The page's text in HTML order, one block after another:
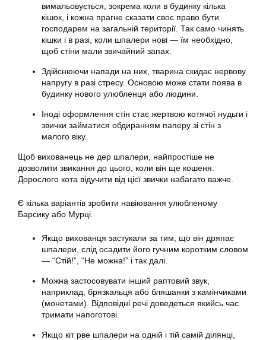
вимальовується, зокрема коли в будинку кілька
кішок, і кожна прагне сказати своє право бути
господарем на загальній території. Так само чинять
кішки і в разі, коли шпалери нові — їм необхідно,
щоб стіни мали звичайний запах.
Здійснюючи напади на них, тварина скидає нервову
напругу в разі стресу. Основою може стати поява в
будинку нового улюбленця або людини.
Іноді оформлення стін стає жертвою котячої нудьги і
звички займатися обдиранням паперу зі стін з
малого віку.
Щоб вихованець не дер шпалери, найпростіше не
дозволити звикання до цього, коли він ще кошеня.
Дорослого кота відучити від цієї звички набагато важче.
Є кілька варіантів зробити навіювання улюбленому
Барсику або Мурці.
Якщо вихованця застукали за тим, що він дряпає
шпалери, слід осадити його гучним коротким словом
— “Стій!”, “Не можна!” і так далі.
Можна застосовувати інший раптовий звук,
наприклад, брязкальця або бляшанки з камінчиками
(монетами). Відповідні речі доведеться якийсь час
тримати напоготові.
Якщо кіт рве шпалери на одній і тій самій ділянці,